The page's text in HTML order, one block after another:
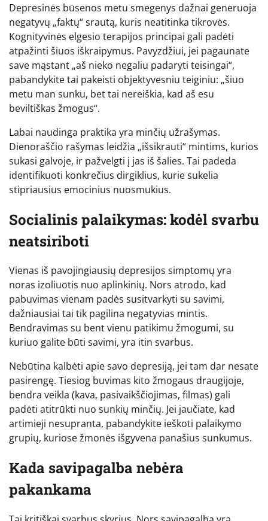
Depresinės būsenos metu smegenys dažnai generuoja
negatyvų „faktų“ srautą, kuris neatitinka tikrovės.
Kognityvinės elgesio terapijos principai gali padėti
atpažinti šiuos iškraipymus. Pavyzdžiui, jei pagaunate
save mąstant „aš nieko negaliu padaryti teisingai“,
pabandykite tai pakeisti objektyvesniu teiginiu: „šiuo
metu man sunku, bet tai nereiškia, kad aš esu
beviltiškas žmogus“.
Labai naudinga praktika yra minčių užrašymas.
Dienoraščio rašymas leidžia „išsikrauti“ mintims, kurios
sukasi galvoje, ir pažvelgti į jas iš šalies. Tai padeda
identifikuoti konkrečius dirgiklius, kurie sukelia
stipriausius emocinius nuosmukius.
Socialinis palaikymas: kodėl svarbu
neatsiriboti
Vienas iš pavojingiausių depresijos simptomų yra
noras izoliuotis nuo aplinkinių. Nors atrodo, kad
pabuvimas vienam padės susitvarkyti su savimi,
dažniausiai tai tik pagilina negatyvias mintis.
Bendravimas su bent vienu patikimu žmogumi, su
kuriuo galite būti savimi, yra itin svarbus.
Nebūtina kalbėti apie savo depresiją, jei tam dar nesate
pasirengę. Tiesiog buvimas kito žmogaus draugijoje,
bendra veikla (kava, pasivaikščiojimas, filmas) gali
padėti atitrūkti nuo sunkių minčių. Jei jaučiate, kad
artimieji nesupranta, pabandykite ieškoti palaikymo
grupių, kuriose žmonės išgyvena panašius sunkumus.
Kada savipagalba nebėra
pakankama